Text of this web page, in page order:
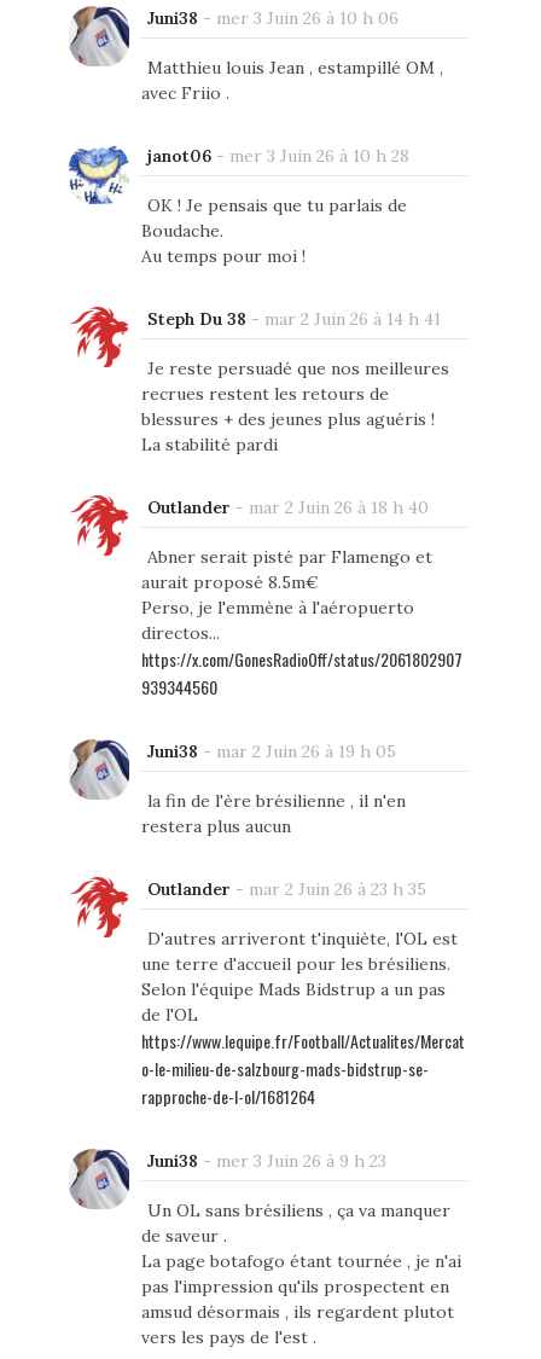
Juni38 - mer 3 Juin 26 à 10 h 06
Matthieu louis Jean , estampillé OM ,
avec Friio .
janot06- mer 3 Juin 26 à 10 h 28
OK ! Je pensais que tu parlais de
Boudache.
Au temps pour moi !
Steph Du 38 - mar 2 Juin 26 à 14 h 41
Je reste persuadé que nos meilleures
recrues restent les retours de
blessures + des jeunes plus aguéris !
La stabilité pardi
Outlander - mar 2 Juin 26 à 18 h 40
Abner serait pisté par Flamengo et
aurait proposé 8.5m€
Perso, je l'emmène à l'aéropuerto
directos...
https://x.com/GonesRadioOff/status/2061802907
939344560
Juni38 - mar 2 Juin 26 à 19 h 05
la fin de l'ère brésilienne , il n'en
restera plus aucun
Outlander - mar 2 Juin 26 à 23 h 35
D'autres arriveront t'inquiète, l'OL est
une terre d'accueil pour les brésiliens.
Selon l'équipe Mads Bidstrup a un pas
de l'OL
https://www.lequipe.fr/Football/Actualites/Mercat
o-le-milieu-de-salzbourg-mads-bidstrup-se-
rapproche-de-l-ol/1681264
Juni38 - mer 3 Juin 26 à 9 h 23
Un OL sans brésiliens , ça va manquer
de saveur .
La page botafogo étant tournée , je n'ai
pas l'impression qu'ils prospectent en
amsud désormais , ils regardent plutot
vers les pays de l'est .